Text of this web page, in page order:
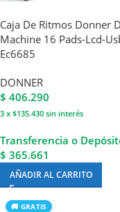
Caja De Ritmos Donner
Machine 16 Pads-Lcd-
Ec6685
DONNER
$ 406.290
3 x $135.430 sin interés
Transferencia o
$ 365.661
AÑADIR AL CARRITO
🚚 GRATIS